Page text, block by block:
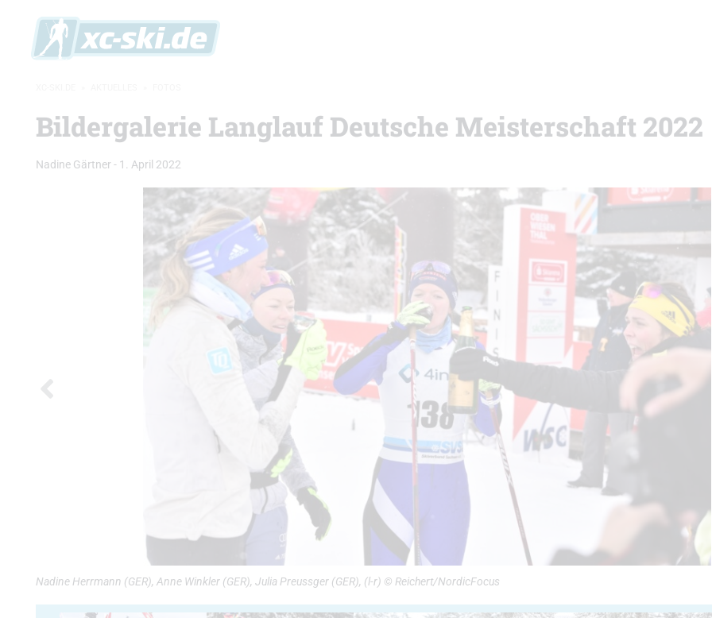
Bildergalerie Langlauf Deutsche Meisterschaft 2022
Nadine Gärtner - 1. April 2022
Nadine Herrmann (GER), Anne Winkler (GER), Julia Preussger (GER), (l-r) © Reichert/NordicFocus